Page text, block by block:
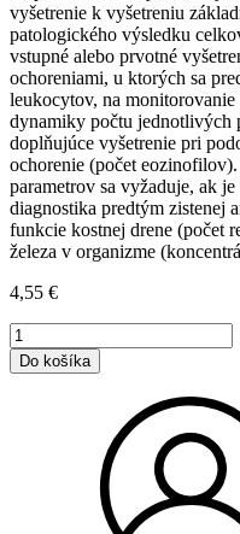
vyšetrenie k vyšetreniu
patologického výsledku
vstupné alebo prvotné
ochoreniami, u ktorých sa
leukocytov, na monitorovanie
dynamiky počtu jednotlivých
doplňujúce vyšetrenie pri
ochorenie (počet
parametrov sa vyžaduje, ak
diagnostika predtým zistenej
funkcie kostnej drene (počet
železa v organizme
4,55 €
množstvo
Krvný
obraz
diferenciálnym
Do košíka